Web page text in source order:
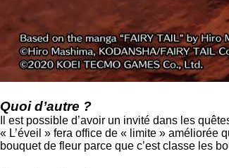
Quoi d’autre ?
Il est possible d’avoir un invité dans les
« L’éveil » fera office de « limite » améliorée
bouquet de fleur parce que c’est classe les